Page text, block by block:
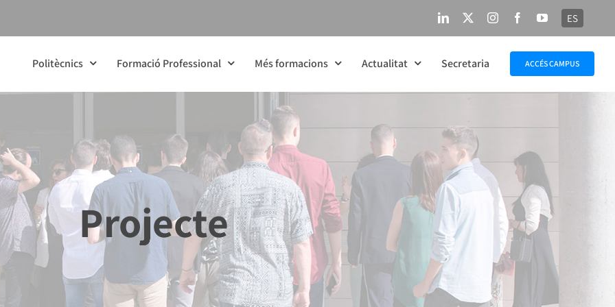
LinkedIn InstagramFacebookYouTube
ES
Politècnics Formació Professional Més formacions Actualitat Secretaria ACCÉS CAMPUS
Projecte